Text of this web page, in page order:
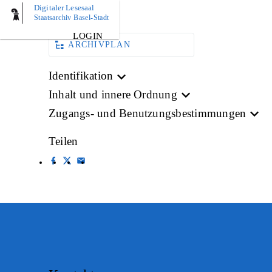
Digitaler Lesesaal
Staatsarchiv Basel-Stadt
LOGIN
BILD
ARCHIVPLAN
Identifikation
Inhalt und innere Ordnung
Zugangs- und Benutzungsbestimmungen
Teilen